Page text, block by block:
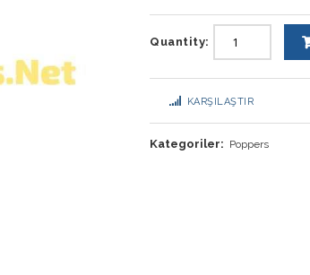
Quantity:
KARŞILAŞTIR
Kategoriler: Poppers